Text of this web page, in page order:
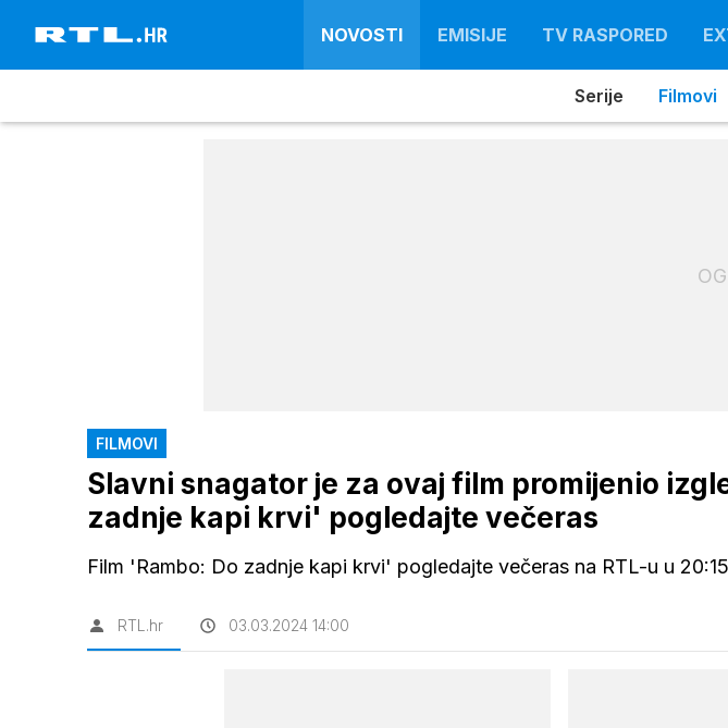
NOVOSTI EMISIJE TV RASPORED
Serije Filmovi
FILMOVI
Slavni snagator je za ovaj film promijenio
zadnje kapi krvi' pogledajte večeras
Film 'Rambo: Do zadnje kapi krvi' pogledajte večeras na RTL-u u 20:15
RTL.hr 03.03.2024 14:00